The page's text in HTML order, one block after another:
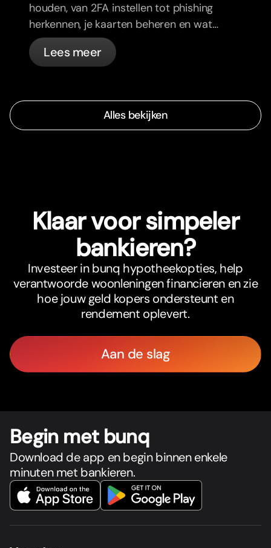
houden, van 2FA instellen tot phishing
herkennen, je kaarten beheren en wat
bunq automatisch voor je regelt.
Lees meer
Alles bekijken
Klaar voor simpeler
bankieren?
Investeer in bunq hypotheekopties, help
verantwoorde woonleningen financieren en zie
hoe jouw geld kopers ondersteunt en
rendement oplevert.
Aan de slag
Begin met bunq
Download de app en begin binnen enkele
minuten met bankieren.